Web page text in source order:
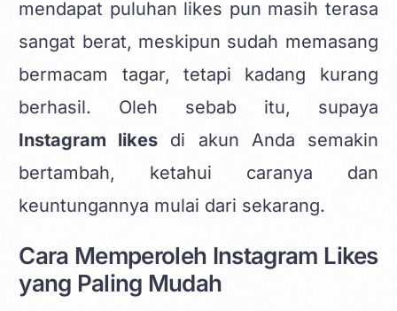
mendapat puluhan likes pun masih terasa
sangat berat, meskipun sudah memasang
bermacam tagar, tetapi kadang kurang
berhasil. Oleh sebab itu, supaya
Instagram likes di akun Anda semakin
bertambah, ketahui caranya dan
keuntungannya mulai dari sekarang.
Cara Memperoleh Instagram Likes
yang Paling Mudah